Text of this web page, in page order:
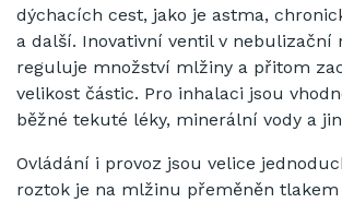
dýchacích cest, jako je astma,
a další. Inovativní ventil v nebulizační
reguluje množství mlžiny a přitom
velikost částic. Pro inhalaci jsou
běžné tekuté léky, minerální vody a
Ovládání i provoz jsou velice
roztok je na mlžinu přeměněn